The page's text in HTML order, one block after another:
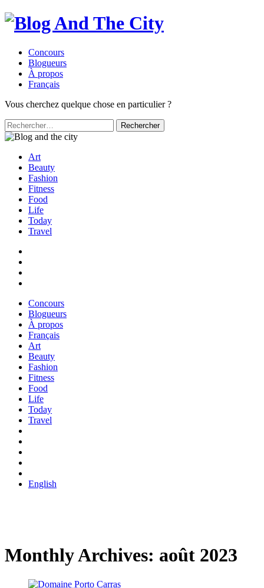
Concours
Blogueurs
À propos
Français
Vous cherchez quelque chose en particulier ?
Rechercher :
Art
Beauty
Fashion
Fitness
Food
Life
Today
Travel
Concours
Blogueurs
À propos
Français
Art
Beauty
Fashion
Fitness
Food
Life
Today
Travel
English
Monthly Archives: août 2023